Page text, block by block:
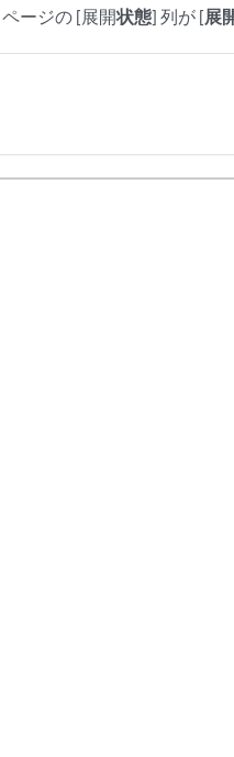
ページの [展開状態] 列が [展